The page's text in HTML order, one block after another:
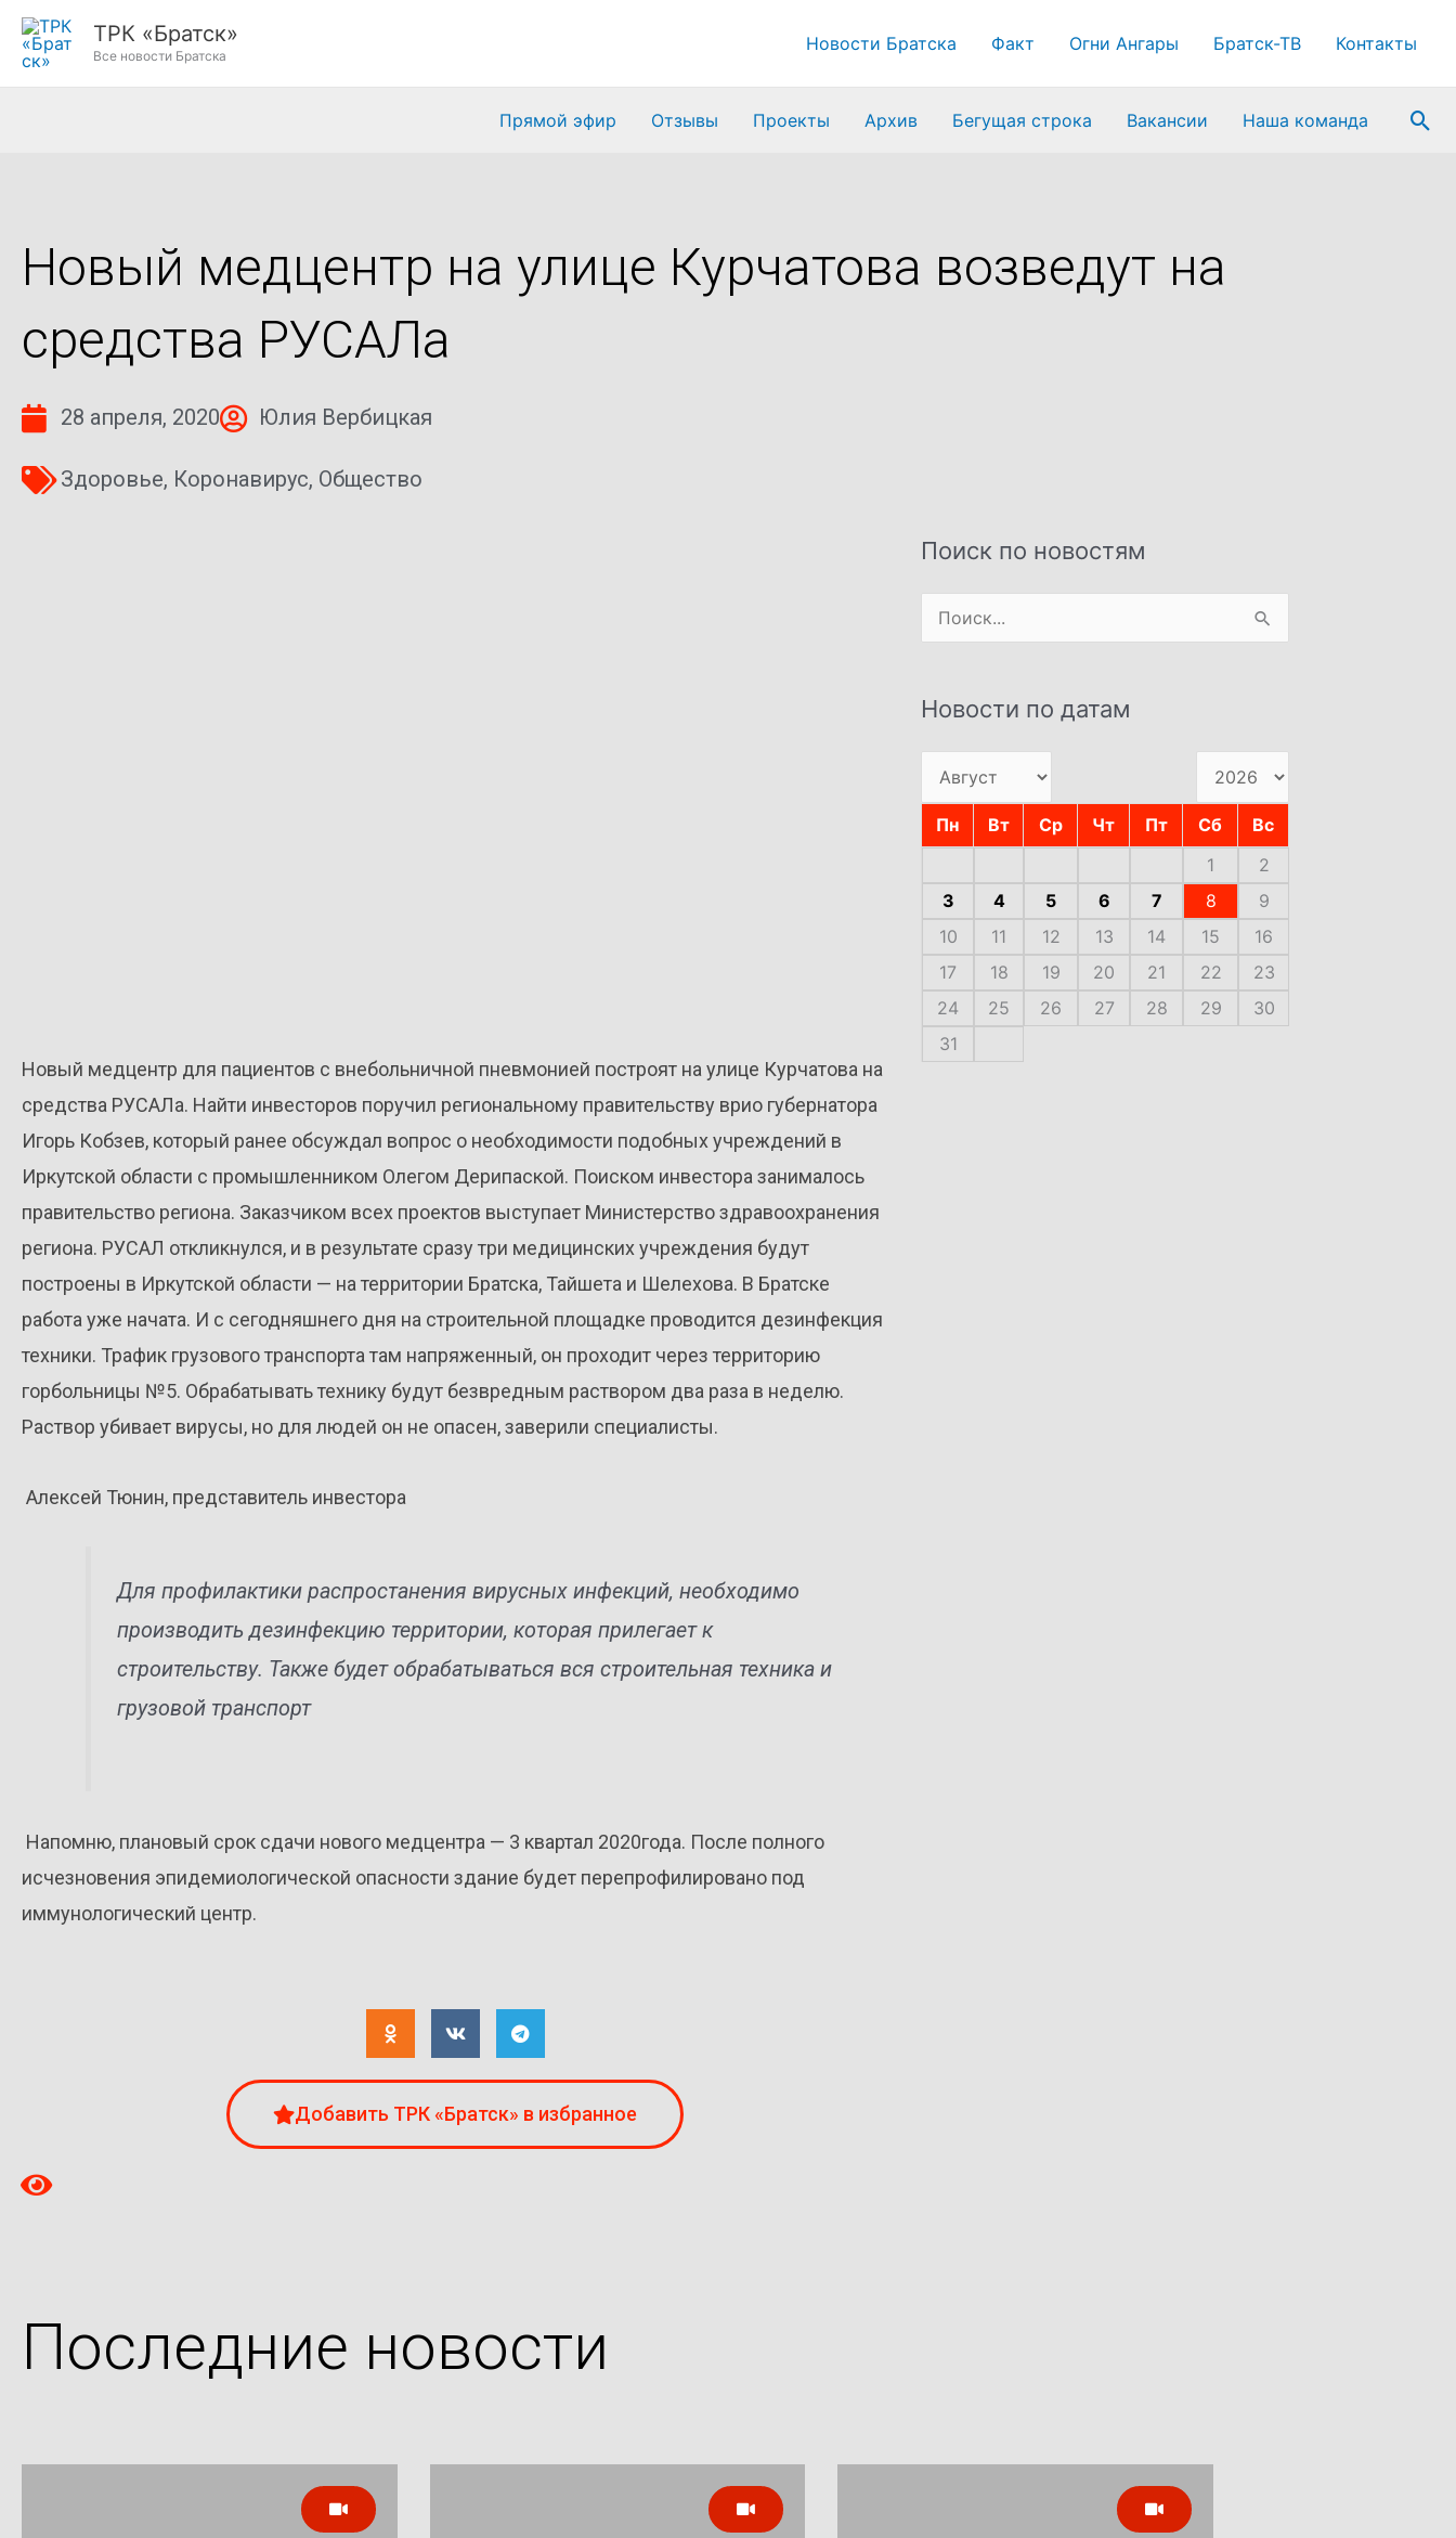
Перейти
ТРК «Братск»
Все новости Братска
Новости Братска Факт Огни Ангары Братск-ТВ Контакты
Прямой эфир Отзывы Проекты Архив Бегущая строка Вакансии Наша команда
Новый медцентр на улице Курчатова возведут на
средства РУСАЛа
28 апреля, 2020 Юлия Вербицкая
Здоровье, Коронавирус, Общество
Новый медцентр для пациентов с внебольничной пневмонией построят на улице Курчатова на
средства РУСАЛа. Найти инвесторов поручил региональному правительству врио губернатора
Игорь Кобзев, который ранее обсуждал вопрос о необходимости подобных учреждений в
Иркутской области с промышленником Олегом Дерипаской. Поиском инвестора занималось
правительство региона. Заказчиком всех проектов выступает Министерство здравоохранения
региона. РУСАЛ откликнулся, и в результате сразу три медицинских учреждения будут
построены в Иркутской области — на территории Братска, Тайшета и Шелехова. В Братске
работа уже начата. И с сегодняшнего дня на строительной площадке проводится дезинфекция
техники. Трафик грузового транспорта там напряженный, он проходит через территорию
горбольницы №5. Обрабатывать технику будут безвредным раствором два раза в неделю.
Раствор убивает вирусы, но для людей он не опасен, заверили специалисты.
Алексей Тюнин, представитель инвестора
Для профилактики распростанения вирусных инфекций, необходимо
производить дезинфекцию территории, которая прилегает к
строительству. Также будет обрабатываться вся строительная техника и
грузовой транспорт
Напомню, плановый срок сдачи нового медцентра — 3 квартал 2020года. После полного
исчезновения эпидемиологической опасности здание будет перепрофилировано под
иммунологический центр.
Добавить ТРК «Братск» в избранное
Поиск по новостям
Поиск:
Новости по датам
Пн Вт Ср Чт Пт Сб
Вс
1
2
3
4 5 6 7 8
9
10
11 12 13 14 15
16
17
18 19 20 21 22
23
24
25 26 27 28 29
30
31
Последние новости